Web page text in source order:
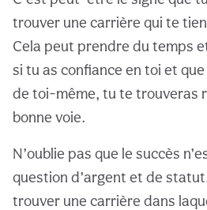
trouver une carrière qui te
Cela peut prendre du temps
si tu as confiance en toi et
de toi-même, tu te trouveras
bonne voie.
N’oublie pas que le succès
question d’argent et de
trouver une carrière dans